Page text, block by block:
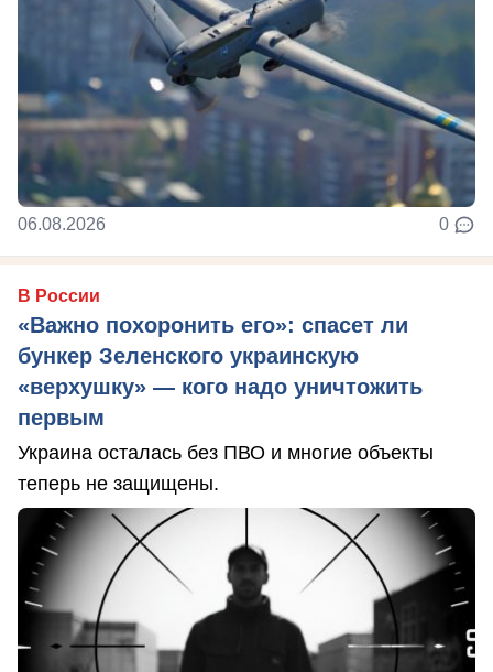
06.08.2026 0
В России
«Важно похоронить его»: спасет ли
бункер Зеленского украинскую
«верхушку» — кого надо уничтожить
первым
Украина осталась без ПВО и многие объекты
теперь не защищены.